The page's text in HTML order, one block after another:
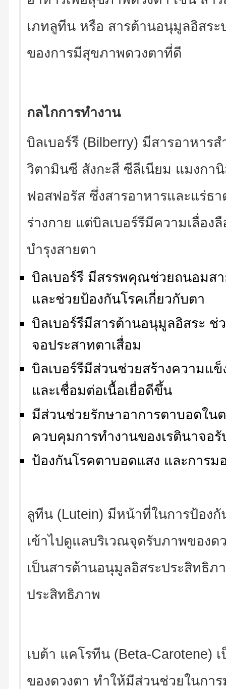
เภทลูทีน หรือ สารต้านอนุมูลอิสระ
ของการมีสุขภาพดวงตาที่ดี
กลไกการทำงาน
บิลเบอร์รี (ฺBilberry) มีสารอาหา
วิตามินซี สังกะสี ซีลีเนียม แมงกา
ฟอสฟอรัส ซึ่งสารอาหารและแร่ธ
ร่างกาย แต่บิลเบอร์รีมีความเลื่อ
บำรุงสายตา
บิลเบอร์รี มีสรรพคุณช่วยถนอมส
และช่วยป้องกันโรคเกี่ยวกับตา
บิลเบอร์รีมีสารต้านอนุมูลอิสระ ช่
จอประสาทตาเสื่อม
บิลเบอร์รีมีส่วนช่วยสร้างความแ
และเชื่อมต่อเนื้อเยื่อดีขึ้น
มีส่วนช่วยรักษาอาการตาบอดใน
ควบคุมการทำงานของเรตินาจอรั
ป้องกันโรคตาบอดแสง และการม
ลูทีน (Lutein) มีหน้าที่ในการป้องกั
เข้าไปดูแลบริเวณจุดรับภาพของ
เป็นสารต้านอนุมูลอิสระประสิทธิภ
ประสิทธิภาพ
เบต้า แคโรทีน (Beta-Carotene)
ของดวงตา ทำให้มีส่วนช่วยในกา